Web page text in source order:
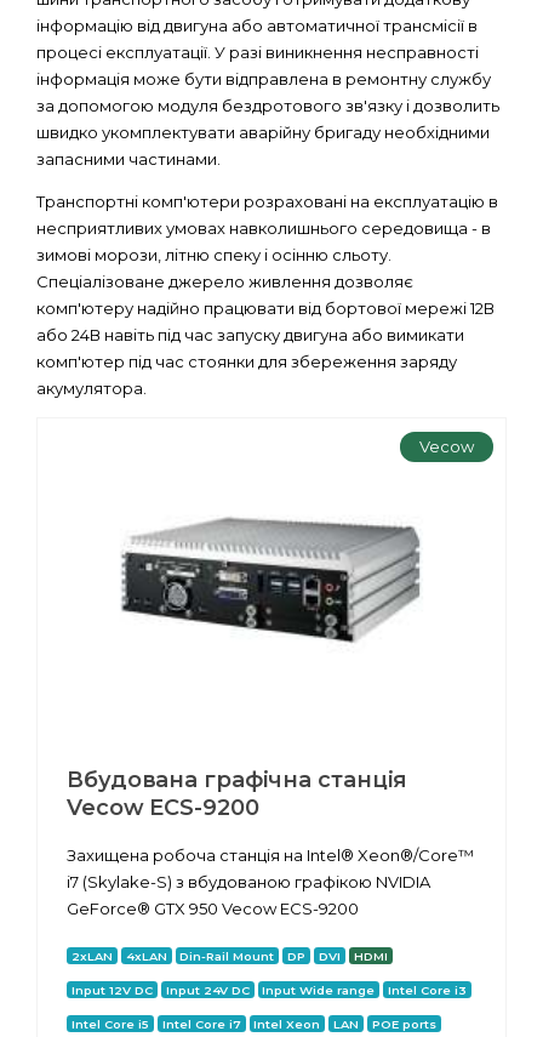
інформацію від двигуна або автоматичної трансмісії в
процесі експлуатації. У разі виникнення несправності
інформація може бути відправлена ​​в ремонтну службу
за допомогою модуля бездротового зв'язку і дозволить
швидко укомплектувати аварійну бригаду необхідними
запасними частинами.
Транспортні комп'ютери розраховані на експлуатацію в
несприятливих умовах навколишнього середовища - в
зимові морози, літню спеку і осінню сльоту.
Спеціалізоване джерело живлення дозволяє
комп'ютеру надійно працювати від бортової мережі 12В
або 24В навіть під час запуску двигуна або вимикати
комп'ютер під час стоянки для збереження заряду
акумулятора.
Vecow
Вбудована графічна станція
Vecow ECS-9200
Захищена робоча станція на Intel® Xeon®/Core™
i7 (Skylake-S) з вбудованою графікою NVIDIA
GeForce® GTX 950 Vecow ECS-9200
2xLAN 4xLAN Din-Rail Mount DP DVI HDMI
Input 12V DC Input 24V DC Input Wide range Intel Core i3
Intel Core i5 Intel Core i7 Intel Xeon LAN POE ports